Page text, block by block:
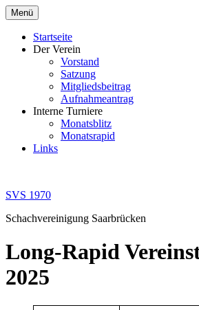
Zum
Inhalt
springen
Menü
Startseite
Der Verein
Vorstand
Satzung
Mitgliedsbeitrag
Aufnahmeantrag
Interne Turniere
Monatsblitz
Monatsrapid
Links
SVS 1970
Schachvereinigung Saarbrücken
Long-Rapid
2025